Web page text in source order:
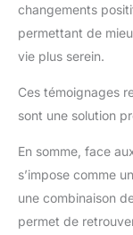
changements
permettant de
vie plus serein.
Ces témoignages
sont une solution
En somme, face
s’impose comme
une combinaison
permet de